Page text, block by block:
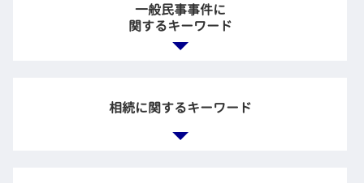
一般民事事件に
関するキーワード
債権回収 訴訟相続に関するキーワード